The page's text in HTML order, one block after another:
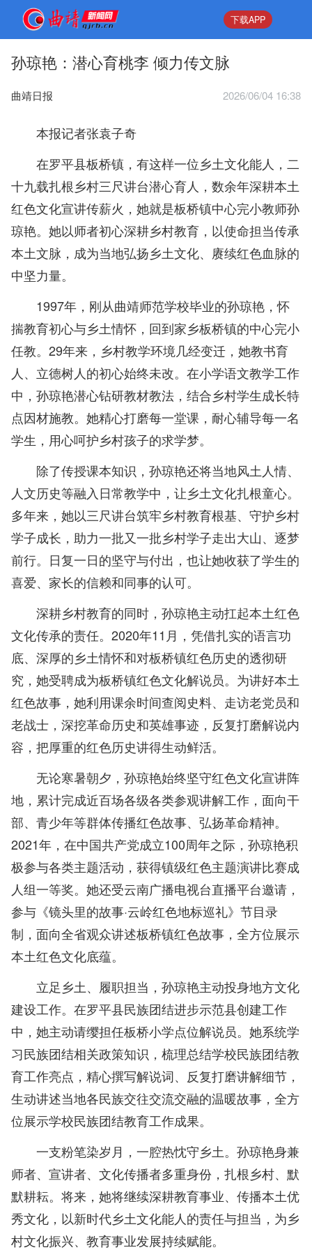
下载APP
孙琼艳：潜心育桃李 倾力传文脉
曲靖日报 2026/06/04 16:38
本报记者张袁子奇
在罗平县板桥镇，有这样一位乡土文化能人，二
十九载扎根乡村三尺讲台潜心育人，数余年深耕本土
红色文化宣讲传薪火，她就是板桥镇中心完小教师孙
琼艳。她以师者初心深耕乡村教育，以使命担当传承
本土文脉，成为当地弘扬乡土文化、赓续红色血脉的
中坚力量。
1997年，刚从曲靖师范学校毕业的孙琼艳，怀
揣教育初心与乡土情怀，回到家乡板桥镇的中心完小
任教。29年来，乡村教学环境几经变迁，她教书育
人、立德树人的初心始终未改。在小学语文教学工作
中，孙琼艳潜心钻研教材教法，结合乡村学生成长特
点因材施教。她精心打磨每一堂课，耐心辅导每一名
学生，用心呵护乡村孩子的求学梦。
除了传授课本知识，孙琼艳还将当地风土人情、
人文历史等融入日常教学中，让乡土文化扎根童心。
多年来，她以三尺讲台筑牢乡村教育根基、守护乡村
学子成长，助力一批又一批乡村学子走出大山、逐梦
前行。日复一日的坚守与付出，也让她收获了学生的
喜爱、家长的信赖和同事的认可。
深耕乡村教育的同时，孙琼艳主动扛起本土红色
文化传承的责任。2020年11月，凭借扎实的语言功
底、深厚的乡土情怀和对板桥镇红色历史的透彻研
究，她受聘成为板桥镇红色文化解说员。为讲好本土
红色故事，她利用课余时间查阅史料、走访老党员和
老战士，深挖革命历史和英雄事迹，反复打磨解说内
容，把厚重的红色历史讲得生动鲜活。
无论寒暑朝夕，孙琼艳始终坚守红色文化宣讲阵
地，累计完成近百场各级各类参观讲解工作，面向干
部、青少年等群体传播红色故事、弘扬革命精神。
2021年，在中国共产党成立100周年之际，孙琼艳积
极参与各类主题活动，获得镇级红色主题演讲比赛成
人组一等奖。她还受云南广播电视台直播平台邀请，
参与《镜头里的故事·云岭红色地标巡礼》节目录
制，面向全省观众讲述板桥镇红色故事，全方位展示
本土红色文化底蕴。
立足乡土、履职担当，孙琼艳主动投身地方文化
建设工作。在罗平县民族团结进步示范县创建工作
中，她主动请缨担任板桥小学点位解说员。她系统学
习民族团结相关政策知识，梳理总结学校民族团结教
育工作亮点，精心撰写解说词、反复打磨讲解细节，
生动讲述当地各民族交往交流交融的温暖故事，全方
位展示学校民族团结教育工作成果。
一支粉笔染岁月，一腔热忱守乡土。孙琼艳身兼
师者、宣讲者、文化传播者多重身份，扎根乡村、默
默耕耘。将来，她将继续深耕教育事业、传播本土优
秀文化，以新时代乡土文化能人的责任与担当，为乡
村文化振兴、教育事业发展持续赋能。